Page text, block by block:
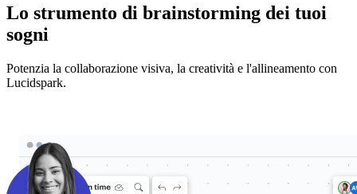
Lo strumento di brainstorming dei tuoi
sogni
Potenzia la collaborazione visiva, la creatività e l'allineamento con
Lucidspark.